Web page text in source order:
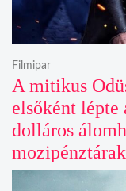
A mitikus
elsőként
dolláros
Filmipar